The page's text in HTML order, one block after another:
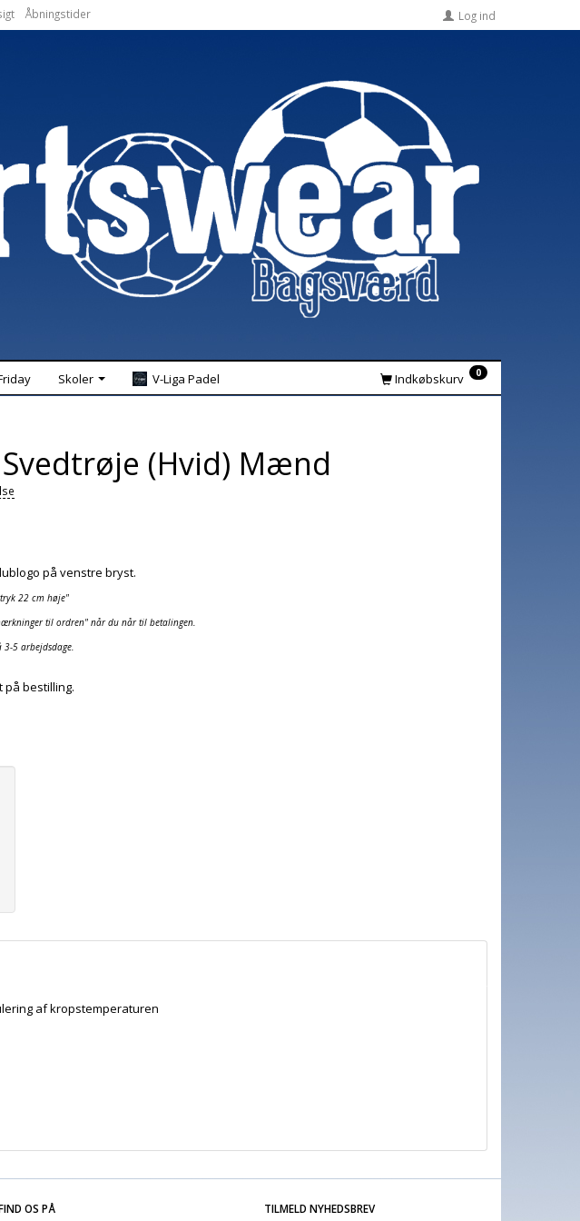
Åbningstider Log ind
Skoler V-Liga Padel Indkøbskurv 0
(Hvid) Mænd
på venstre bryst.
22 cm høje"
til ordren" når du når til betalingen.
5 arbejdsdage.
bestilling.
af kropstemperaturen
OS PÅ TILMELD NYHEDSBREV